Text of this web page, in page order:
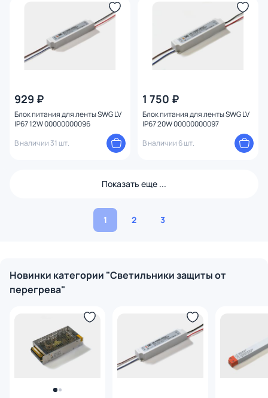
929 ₽
Блок питания для ленты SWG LV
IP67 12W 00000000096
В наличии 31 шт.
1 750 ₽
Блок питания для ленты SWG LV
IP67 20W 00000000097
В наличии 6 шт.
Показать еще ...
1 2 3
Новинки категории "Светильники защиты от
перегрева"